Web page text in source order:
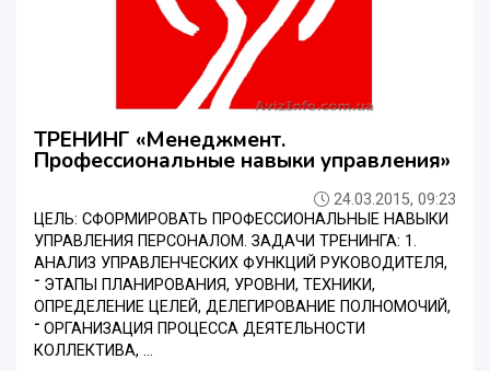
ТРЕНИНГ «Менеджмент.
Профессиональные навыки управления»
24.03.2015, 09:23
ЦЕЛЬ: СФОРМИРОВАТЬ ПРОФЕССИОНАЛЬНЫЕ НАВЫКИ
УПРАВЛЕНИЯ ПЕРСОНАЛОМ. ЗАДАЧИ ТРЕНИНГА: 1.
АНАЛИЗ УПРАВЛЕНЧЕСКИХ ФУНКЦИЙ РУКОВОДИТЕЛЯ,
־ ЭТАПЫ ПЛАНИРОВАНИЯ, УРОВНИ, ТЕХНИКИ,
ОПРЕДЕЛЕНИЕ ЦЕЛЕЙ, ДЕЛЕГИРОВАНИЕ ПОЛНОМОЧИЙ,
־ ОРГАНИЗАЦИЯ ПРОЦЕССА ДЕЯТЕЛЬНОСТИ
КОЛЛЕКТИВА, ...